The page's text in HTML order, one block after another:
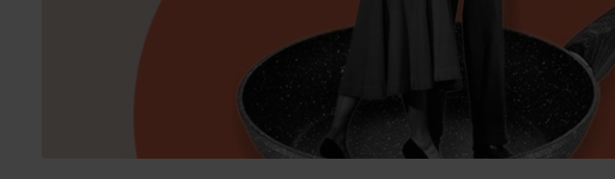
ПРИСУТСТВИЕ И ОСОЗНАВАНИЕ
ПСИХОТЕРАПИЯ ПЕРЕЖИВАНИЕМ РАБОТА